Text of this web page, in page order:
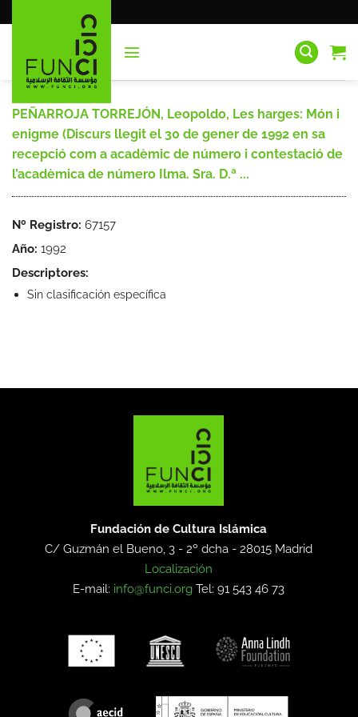
al
PEÑARROJA TORREJÓN, Leopoldo, Les harges: Món i
enigme (Discurs llegit el 30 de gener de 1992 en sa
recepció com a acadèmic de número i contestació de
l’acadèmica de número Ilma. Sra. D.ª ...
Nº Registro: 67157
Año: 1992
Descriptores:
Sin clasificación específica
Fundación de Cultura Islámica
C/ Guzmán el Bueno, 3 - 2º dcha -28015 Madrid
Localización
E-mail: info@funci.org Tel: 91 543 46 73